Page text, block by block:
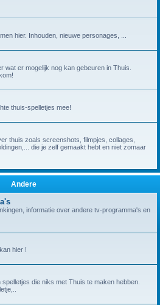
hier. Inhouden, nieuwe personages, ...
wat er mogelijk nog kan gebeuren in Thuis.
thuis-spelletjes mee!
thuis zoals screenshots, filmpjes, collages,
die je zelf gemaakt hebt en niet zomaar
Andere
informatie over andere tv-programma's en
hier !
die niks met Thuis te maken hebben.